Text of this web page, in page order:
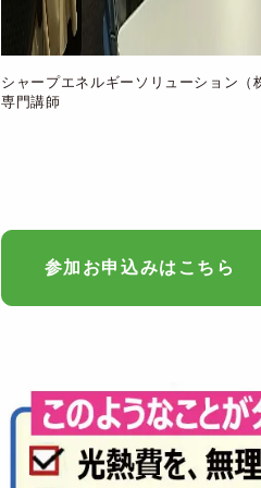
シャープエネルギーソリューション
専門講師
参加お申込みはこちら